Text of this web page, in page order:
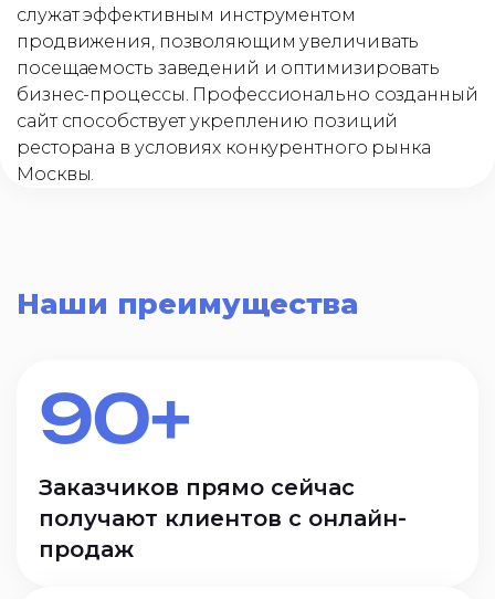
служат эффективным инструментом
продвижения, позволяющим увеличивать
посещаемость заведений и оптимизировать
бизнес-процессы. Профессионально созданный
сайт способствует укреплению позиций
ресторана в условиях конкурентного рынка
Москвы.
Наши преимущества
90+
Заказчиков прямо сейчас
получают клиентов с онлайн-
продаж